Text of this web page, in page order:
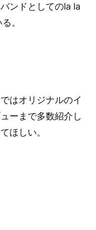
ンドとしてのla la
。
はオリジナルのイ
ーまで多数紹介し
ほしい。